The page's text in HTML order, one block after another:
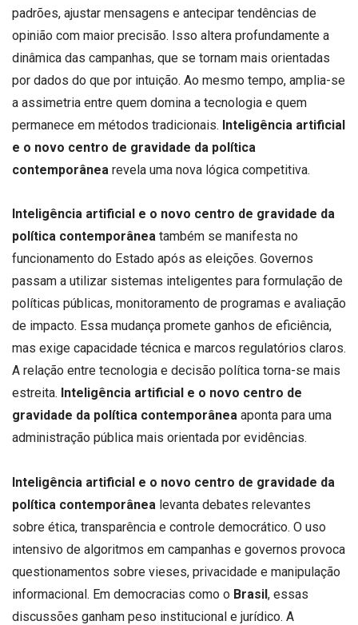
padrões, ajustar mensagens e antecipar tendências de
opinião com maior precisão. Isso altera profundamente a
dinâmica das campanhas, que se tornam mais orientadas
por dados do que por intuição. Ao mesmo tempo, amplia-se
a assimetria entre quem domina a tecnologia e quem
permanece em métodos tradicionais. Inteligência artificial
e o novo centro de gravidade da política
contemporânea revela uma nova lógica competitiva.
Inteligência artificial e o novo centro de gravidade da
política contemporânea também se manifesta no
funcionamento do Estado após as eleições. Governos
passam a utilizar sistemas inteligentes para formulação de
políticas públicas, monitoramento de programas e avaliação
de impacto. Essa mudança promete ganhos de eficiência,
mas exige capacidade técnica e marcos regulatórios claros.
A relação entre tecnologia e decisão política torna-se mais
estreita. Inteligência artificial e o novo centro de
gravidade da política contemporânea aponta para uma
administração pública mais orientada por evidências.
Inteligência artificial e o novo centro de gravidade da
política contemporânea levanta debates relevantes
sobre ética, transparência e controle democrático. O uso
intensivo de algoritmos em campanhas e governos provoca
questionamentos sobre vieses, privacidade e manipulação
informacional. Em democracias como o Brasil, essas
discussões ganham peso institucional e jurídico. A